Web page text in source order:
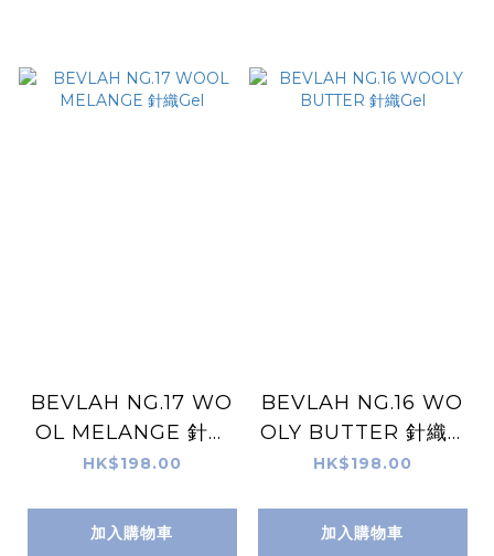
BEVLAH NG.17 WO
OL MELANGE 針織
Gel
HK$198.00
加入購物車
BEVLAH NG.16 WO
OLY BUTTER 針織G
el
HK$198.00
加入購物車